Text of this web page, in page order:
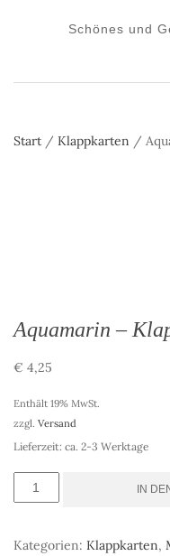
Schönes und
Start / Klappkarten /
Aquamarin –
€ 4,25
Enthält 19% MwSt.
zzgl. Versand
Lieferzeit: ca. 2-3 Werktage
Aquamarin
IN
Kategorien: Klappkarten,